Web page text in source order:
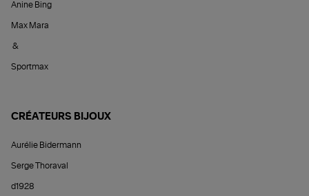
Anine Bing
Max Mara
&
Sportmax
CRÉATEURS BIJOUX
Aurélie Bidermann
Serge Thoraval
d1928